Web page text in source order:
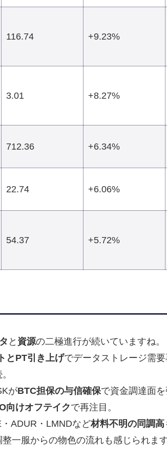
116.74 +9.23%
3.01 +8.27%
712.36 +6.34%
22.74 +6.06%
54.37 +5.72%
と 資源の二極進行が続いていますね。
とPT引き上げでデータストレージ需
がBTC担保の与信確保で資金調達面
向けオフテイクで再注目。
ADUR・LMNDなど材料不明の同調高
一服からの物色の流れも感じられます